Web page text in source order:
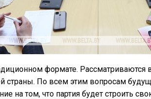
формате. Рассматриваются
страны. По всем этим вопросам
на том, что партия будет строить